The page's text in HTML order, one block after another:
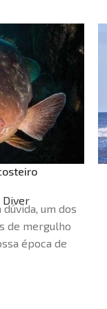
dúvida, um dos
de mergulho
época de